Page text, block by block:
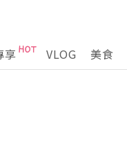
享 VLOG 美食